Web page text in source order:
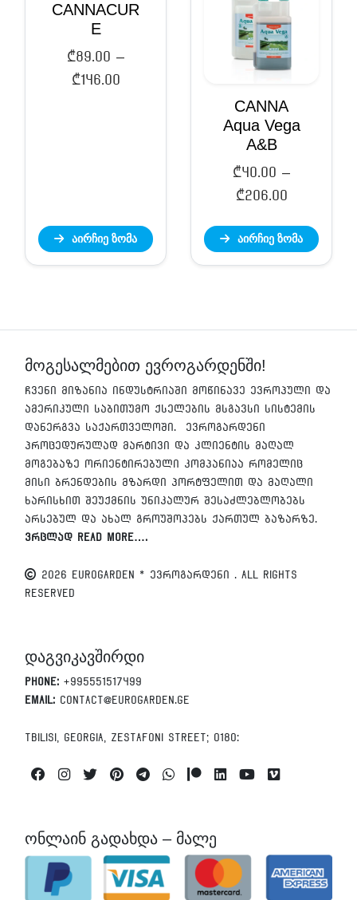
CANNACUR
E
₾ 89.00 –
₾ 146.00 Price
აირჩიე ზომა
CANNA
Aqua Vega
A&B
₾40.00 –
₾206.00Price
₾40.00
through
აირჩიე ზომა
მოგესალმებით ევროგარდენში!
ჩვენი მიზანია ინდუსტრიაში მოწინავე ევროპული და
ამერიკული საბითუმო ქსელების მსგავსი სისტემის
დანერგვა საქართველოში. ევროგარდენი
პროცედურულად მარტივი და კლიენტის მაღალ
მოგებაზე ორიენტირებული კომპანიაა რომელიც
მისი ბრენდების მზარდი პორტფელით და მაღალი
ხარისხით შეუქმნის უნიკალურ შესაძლებლობებს
არსებულ და ახალ გროუშოპებს ქართულ ბაზარზე.
ვრცლად Read More….
2026 EUROGARDEN * ევროგარდენი . All Rights
Reserved
დაგვიკავშირდი
Phone: +995551517499
Email: contact@eurogarden.ge
Tbilisi, Georgia, Zestafoni Street; 0180:
FacebookInstagramTwitterPinterestTelegramWhatsappPatreonLinkedinYoutube
ონლაინ გადახდა – მალე